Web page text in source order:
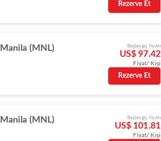
Rezerve Et
Manila (MNL) Başlangıç fiyatı
US$ 97.42
Fiyat/ Kişi
Rezerve Et
Manila (MNL) Başlangıç fiyatı
US$ 101.81
Fiyat/ Kişi